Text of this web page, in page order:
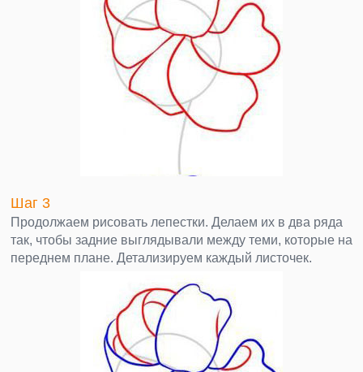
Шаг 3
Продолжаем рисовать лепестки. Делаем их в два ряда
так, чтобы задние выглядывали между теми, которые на
переднем плане. Детализируем каждый листочек.